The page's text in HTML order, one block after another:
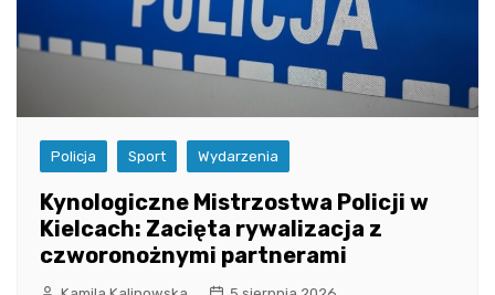
Policja Sport Wydarzenia
Kynologiczne Mistrzostwa Policji w
Kielcach: Zacięta rywalizacja z
czworonożnymi partnerami